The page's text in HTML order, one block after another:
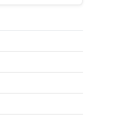
as condições de entrega